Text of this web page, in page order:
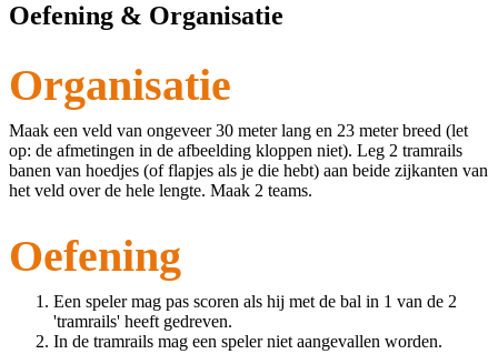
Oefening & Organisatie
Organisatie
Maak een veld van ongeveer 30 meter lang en 23 meter breed (let
op: de afmetingen in de afbeelding kloppen niet). Leg 2 tramrails
banen van hoedjes (of flapjes als je die hebt) aan beide zijkanten van
het veld over de hele lengte. Maak 2 teams.
Oefening
Een speler mag pas scoren als hij met de bal in 1 van de 2
'tramrails' heeft gedreven.
In de tramrails mag een speler niet aangevallen worden.